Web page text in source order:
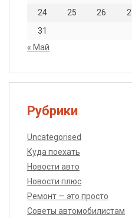
24
25 26
31
« Май
Рубрики
Uncategorised
Куда поехать
Новости авто
Новости плюс
Ремонт — это просто
Советы автомобилистам